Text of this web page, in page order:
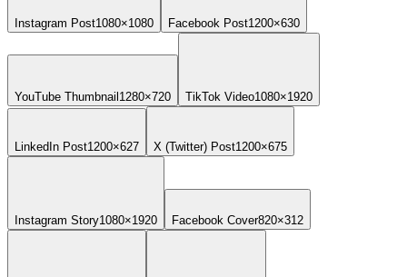
Instagram Post1080×1080 Facebook Post1200×630
YouTube Thumbnail 1280×720 TikTok Video1080×1920
LinkedIn Post1200×627 X (Twitter) Post1200×675
Instagram Story1080×1920 Facebook Cover820×312